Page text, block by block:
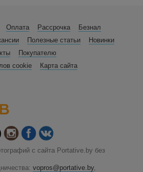
Оплата Рассрочка
Безнал
Полезные статьи
Новинки
Покупателю
cookie
Карта сайта
с сайта Portative.by без
vopros@portative.by,